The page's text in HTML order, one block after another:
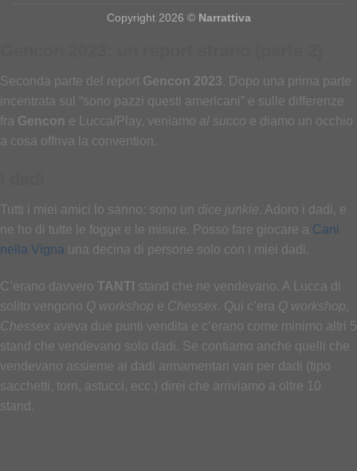
Copyright 2026 © Narrattiva
Seconda parte del report Gencon 2023. Dopo una prima parte
incentrata sul “sono pazzi questi americani” e sulle differenze
fra Gencon e Lucca/Play, veniamo al succo e diamo un occhio
a cosa offriva la convention.
Tutti i miei amici lo sanno: sono un dice junkie. Adoro i dadi, e
ne ho di tutte le fogge e le misure. Posso fare giocare a Cani
nella Vigna una decina di persone solo con i miei dadi.
C’erano davvero TANTI stand che ne vendevano. A Lucca di
solito vengono Q workshop e Chessex. Qui c’era Q workshop,
Chessex aveva due punti vendita e c’erano come minimo altri 5
stand che vendevano solo dadi. Se contiamo anche quelli che
vendevano assieme ai dadi armamentari vari per dadi (tipo
sacchetti, torri, astucci, ecc.) direi che arriviamo a oltre 10
stand.